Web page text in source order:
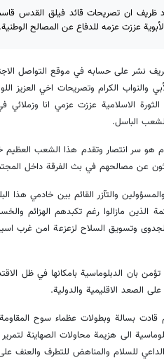
ظريف ان تصريحات قائد فيلق القدس
عززت عزمه للدفاع عن المصالح الوطنية.
نشر على حسابه في موقع التواصل
والنواب الكرام وتصريحات اخي العزيز
الثورة الاسلامية عززت عزمي انا
الباسل.
هو سر انتصار وتقدم هذا الشعب العظيم
عن مصالحهم في بث الفرقة داخل
والتآزر القائم بين خادمي هذا
الذين مازالوا رغم تكبدهم الهزائم
وتسويق السلاح لزعزعة امن غرب
تؤمن بان الدبلوماسية بامكانها في ظل
الصعد الاقليمية والدولية.
قادت بسالة وبطولات عظماء سوح
الى هزيمة محاولات الصهاينة
الداعي للسلام والمناهض للتطرف والعنف